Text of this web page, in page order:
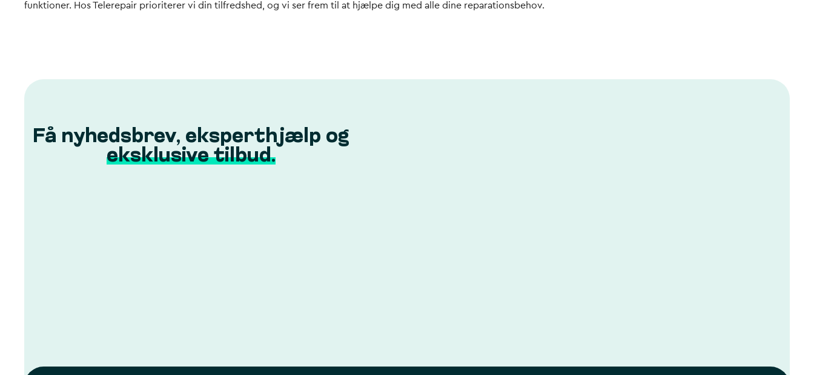
funktioner. Hos Telerepair prioriterer vi din tilfredshed, og vi ser frem til at hjælpe dig med alle dine reparationsbehov.
Få nyhedsbrev, eksperthjælp og
eksklusive tilbud.